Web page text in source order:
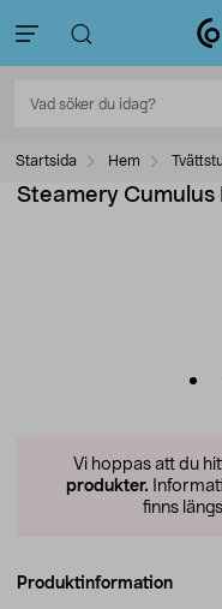
Startsida Hem
Steamery
Vi hoppas att du
produkter.
finns
Produktinformation